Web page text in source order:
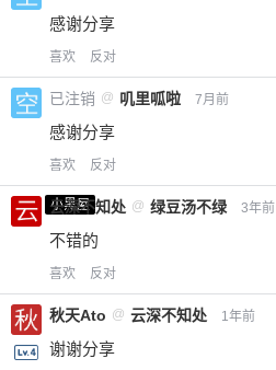
感谢分享
喜欢 反对
已注销 @ 叽里呱啦 7月前
感谢分享
喜欢 反对
小黑屋
云深不知处 @ 绿豆汤不绿 3年前
不错的
喜欢 反对
秋天Ato @ 云深不知处 1年前
谢谢分享